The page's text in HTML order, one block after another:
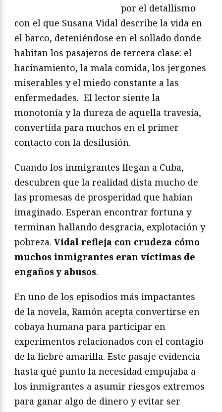
por el detallismo
con el que Susana Vidal describe la vida en
el barco, deteniéndose en el sollado donde
habitan los pasajeros de tercera clase: el
hacinamiento, la mala comida, los jergones
miserables y el miedo constante a las
enfermedades. El lector siente la
monotonía y la dureza de aquella travesía,
convertida para muchos en el primer
contacto con la desilusión.
Cuando los inmigrantes llegan a Cuba,
descubren que la realidad dista mucho de
las promesas de prosperidad que habían
imaginado. Esperan encontrar fortuna y
terminan hallando desgracia, explotación y
pobreza. Vidal refleja con crudeza cómo
muchos inmigrantes eran víctimas de
engaños y abusos.
En uno de los episodios más impactantes
de la novela, Ramón acepta convertirse en
cobaya humana para participar en
experimentos relacionados con el contagio
de la fiebre amarilla. Este pasaje evidencia
hasta qué punto la necesidad empujaba a
los inmigrantes a asumir riesgos extremos
para ganar algo de dinero y evitar ser